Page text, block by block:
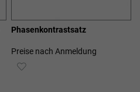
Phasenkontrastsatz
Preise nach Anmeldung
ZUR